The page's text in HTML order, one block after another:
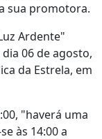
sua promotora.
Ardente"
06 de agosto,
da Estrela, em
"haverá uma
às 14:00 a